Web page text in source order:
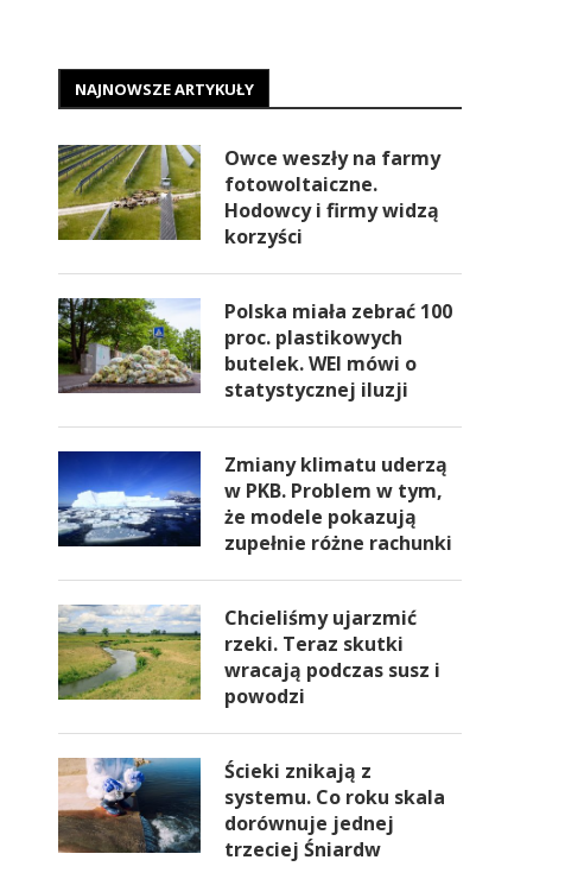
NAJNOWSZE ARTYKUŁY
Owce weszły na farmy
fotowoltaiczne.
Hodowcy i firmy widzą
korzyści
Polska miała zebrać 100
proc. plastikowych
butelek. WEI mówi o
statystycznej iluzji
Zmiany klimatu uderzą
w PKB. Problem w tym,
że modele pokazują
zupełnie różne rachunki
Chcieliśmy ujarzmić
rzeki. Teraz skutki
wracają podczas susz i
powodzi
Ścieki znikają z
systemu. Co roku skala
dorównuje jednej
trzeciej Śniardw